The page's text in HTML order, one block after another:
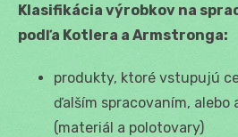
Klasifikácia výrobkov na
podľa Kotlera a Armstronga:
produkty, ktoré vstupujú
ďalším spracovaním, alebo
(materiál a polotovary)